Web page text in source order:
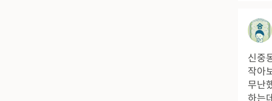
신중
작아
무난
하는